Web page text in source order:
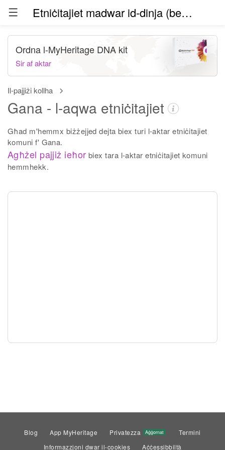
Etniċitajiet madwar id-dinja (beta)
Il-pajjiżi kollha
Gana - l-aqwa etniċitajiet
Għad m'hemmx biżżejjed dejta biex turi l-aktar etniċitajiet
komuni f' Gana.
Agħżel pajjiż ieħor biex tara l-aktar etniċitajiet komuni
hemmhekk.
Ordna l-MyHeritage DNA kit
Sir af aktar
Blog App MyHeritage Privatezza Aġġornat
Termini
Informazzjoni dwar il-cookies
Aċċessibbiltà